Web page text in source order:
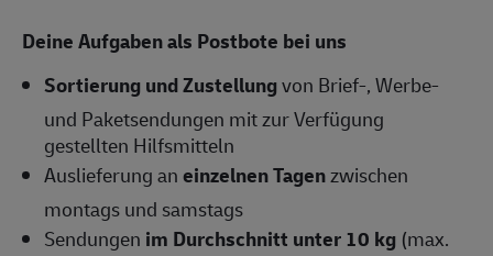
Deine Aufgaben als Postbote bei uns
Sortierung und Zustellungvon Brief-, Werbe-
und Paketsendungen mit zur Verfügung
gestellten Hilfsmitteln
Auslieferung aneinzelnen Tagenzwischen
montags und samstags
Sendungen im Durchschnitt unter 10 kg (max.